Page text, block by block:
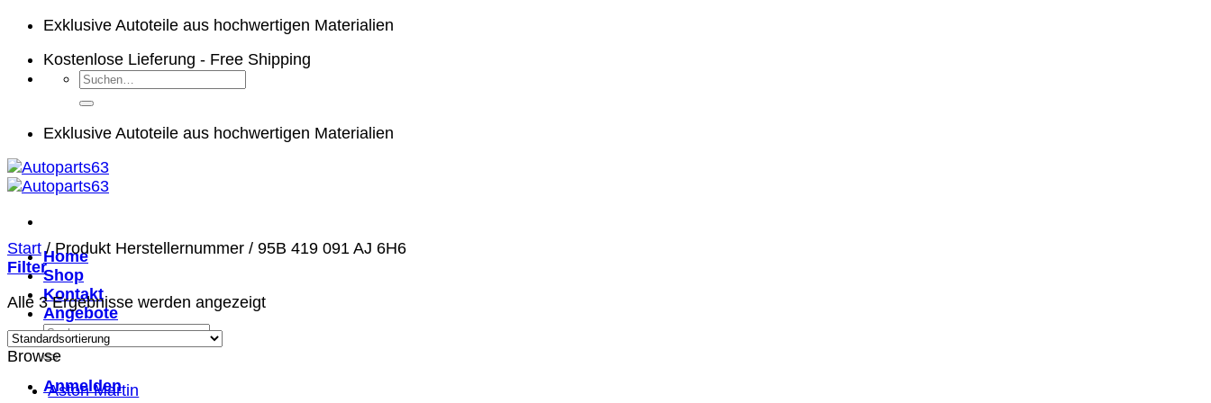
Zum
springen
Exklusive Autoteile aus hochwertigen Materialien
Kostenlose Lieferung - Free Shipping
Suchen
nach:
Exklusive Autoteile aus hochwertigen Materialien
Home
Shop
Kontakt
Angebote
Suchen
nach:
Anmelden
Start /Produkt Herstellernummer / 95B 419 091 AJ 6H6
Filter
Alle 3 Ergebnisse werden angezeigt
Browse
Aston Martin